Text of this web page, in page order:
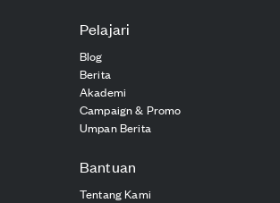
Pelajari
Blog
Berita
Akademi
Campaign & Promo
Umpan Berita
Bantuan
Tentang Kami